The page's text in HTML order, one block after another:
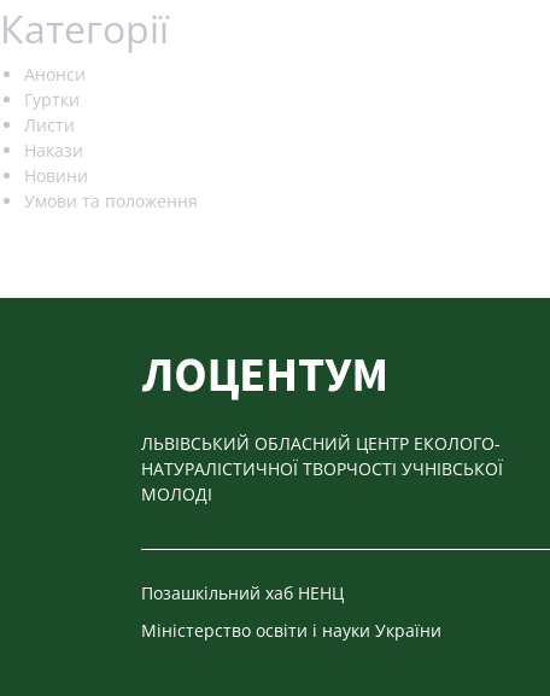
Категорії
Анонси
Гуртки
Листи
Накази
Новини
Умови та положення
ЛЬВІВСЬКИЙ ОБЛАСНИЙ ЦЕНТР ЕКОЛОГО-
НАТУРАЛІСТИЧНОЇ ТВОРЧОСТІ УЧНІВСЬКОЇ
МОЛОДІ
Позашкільний хаб НЕНЦ
Міністерство освіти і науки України